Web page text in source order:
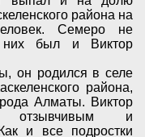
района на
Семеро не
них был и Виктор
он родился в селе
района,
Алматы. Виктор
и
и все подростки